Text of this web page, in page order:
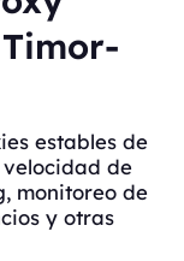
estables de
de
monitoreo de
y otras